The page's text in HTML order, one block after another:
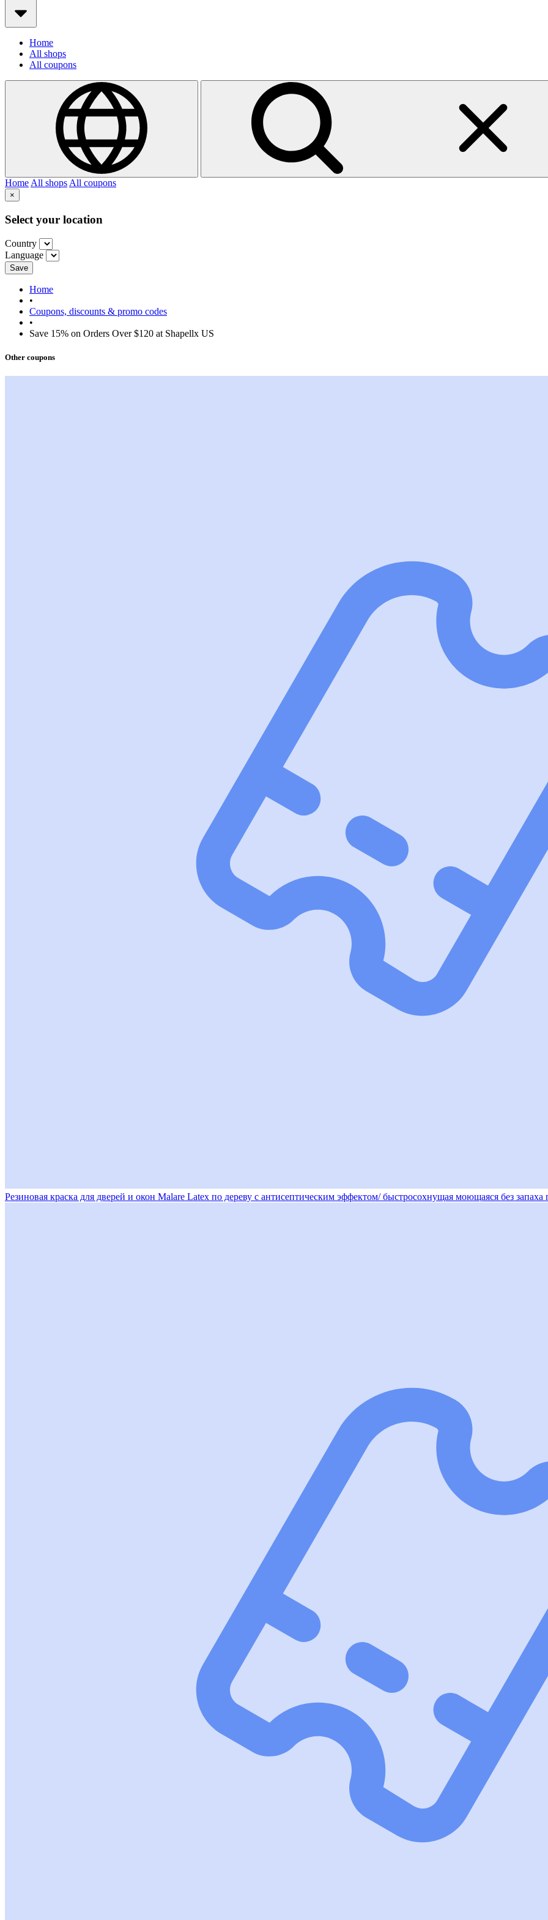
Home
All shops
All coupons
HomeAll shopsAll coupons
×
Select your location
Country
Language
Save
Home
•
Coupons, discounts & promo codes
•
Save 15% on Orders Over $120 at Shapellx US
Other coupons
Резиновая краска для дверей и окон Malare Latex по дереву с антисептическим эффектом/ быстросохнущая моющаяся без